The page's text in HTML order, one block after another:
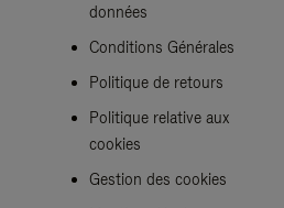
données
Conditions Générales
Politique de retours
Politique relative aux
cookies
Gestion des cookies